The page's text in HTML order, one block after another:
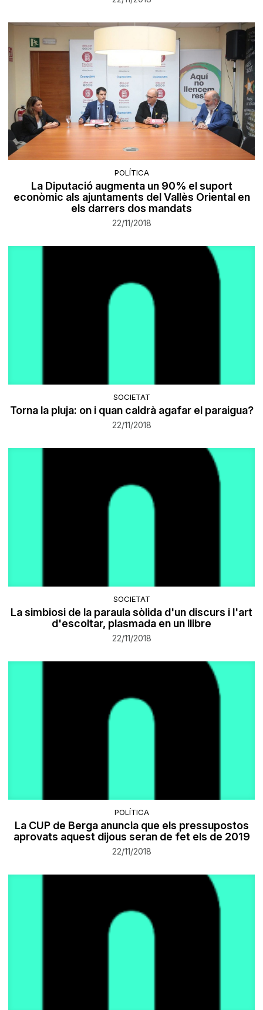
POLÍTICA
La Diputació augmenta un 90% el suport
econòmic als ajuntaments del Vallès Oriental en
els darrers dos mandats
22/11/2018
SOCIETAT
Torna la pluja: on i quan caldrà agafar el paraigua?
22/11/2018
SOCIETAT
La simbiosi de la paraula sòlida d'un discurs i l'art
d'escoltar, plasmada en un llibre
22/11/2018
POLÍTICA
La CUP de Berga anuncia que els pressupostos
aprovats aquest dijous seran de fet els de 2019
22/11/2018